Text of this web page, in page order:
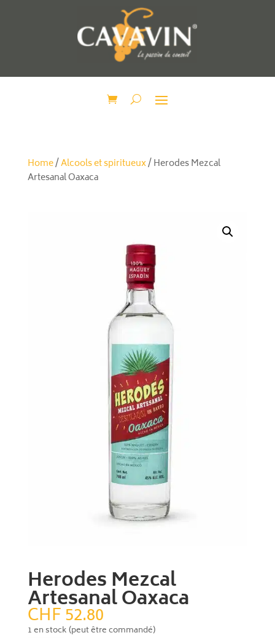
Home/Alcools et spiritueux/ Herodes Mezcal
Artesanal Oaxaca
Herodes Mezcal
Artesanal Oaxaca
CHF52.80
1 en stock (peut être commandé)